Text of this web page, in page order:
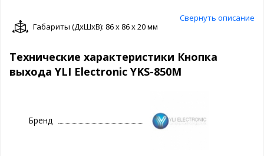
Свернуть описание
Габариты (ДxШxВ): 86 x 86 x 20 мм
Технические характеристики Кнопка
выхода YLI Electronic YKS-850M
Бренд